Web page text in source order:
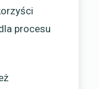
procesu